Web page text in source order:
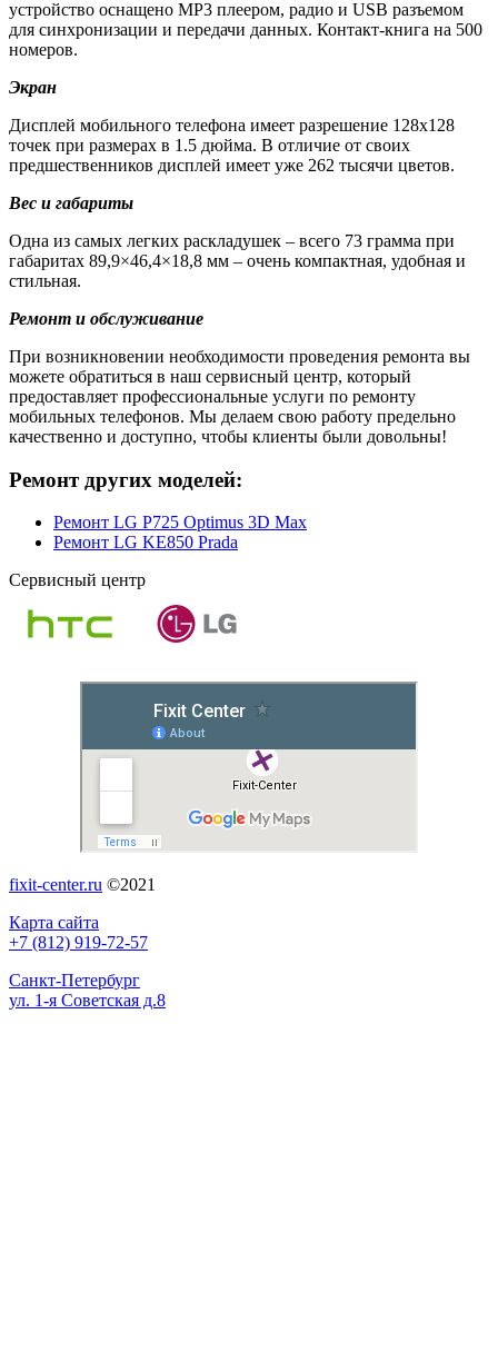
устройство оснащено МР3 плеером, радио и USB разъемом
для синхронизации и передачи данных. Контакт-книга на 500
номеров.
Экран
Дисплей мобильного телефона имеет разрешение 128х128
точек при размерах в 1.5 дюйма. В отличие от своих
предшественников дисплей имеет уже 262 тысячи цветов.
Вес и габариты
Одна из самых легких раскладушек – всего 73 грамма при
габаритах 89,9×46,4×18,8 мм – очень компактная, удобная и
стильная.
Ремонт и обслуживание
При возникновении необходимости проведения ремонта вы
можете обратиться в наш сервисный центр, который
предоставляет профессиональные услуги по ремонту
мобильных телефонов. Мы делаем свою работу предельно
качественно и доступно, чтобы клиенты были довольны!
Ремонт других моделей:
Ремонт LG P725 Optimus 3D Max
Ремонт LG KE850 Prada
Сервисный центр
fixit-center.ru ©2021
Карта сайта
+7 (812) 919-72-57
Санкт-Петербург
ул. 1-я Советская д.8